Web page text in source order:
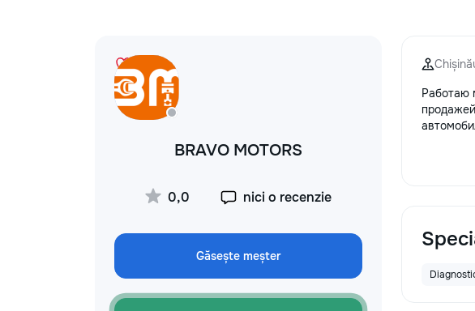
посудомоечные
сушильные
Электрические и
плиты, духовые
Микроволновые
Пылесосы и
спешите
ваш бюджет.
BRAVO MOTORS
0,0 nici o recenzie
Găsește meșter
Работаю